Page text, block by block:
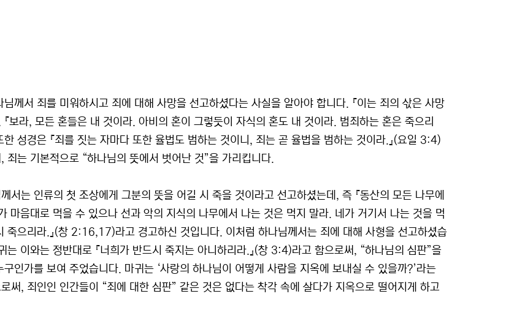
님께서 죄를 미워하시고 죄에 대해 사망을 선고하셨다는 사실을 알아야 합니다. 『이는 죄의 삯은 사망
보라, 모든 혼들은 내 것이라. 아비의 혼이 그렇듯이 자식의 혼도 내 것이라. 범죄하는 혼은 죽으리
성경은 『죄를 짓는 자마다 또한 율법도 범하는 것이니, 죄는 곧 율법을 범하는 것이라.』(요일 3:4)
죄는 기본적으로 “하나님의 뜻에서 벗어난 것”을 가리킵니다.
서는 인류의 첫 조상에게 그분의 뜻을 어길 시 죽을 것이라고 선고하셨는데, 즉 『동산의 모든 나무에
마음대로 먹을 수 있으나 선과 악의 지식의 나무에서 나는 것은 먹지 말라. 네가 거기서 나는 것을 먹
죽으리라.』(창 2:16,17)라고 경고하신 것입니다. 이처럼 하나님께서는 죄에 대해 사형을 선고하셨습
는 이와는 정반대로 『너희가 반드시 죽지는 아니하리라.』(창 3:4)라고 함으로써, “하나님의 심판”을
구인가를 보여 주었습니다. 마귀는 ‘사랑의 하나님이 어떻게 사람을 지옥에 보내실 수 있을까?’라는
써, 죄인인 인간들이 “죄에 대한 심판” 같은 것은 없다는 착각 속에 살다가 지옥으로 떨어지게 하고